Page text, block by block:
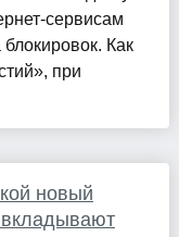
сервисам
Как
при
новый
вкладывают